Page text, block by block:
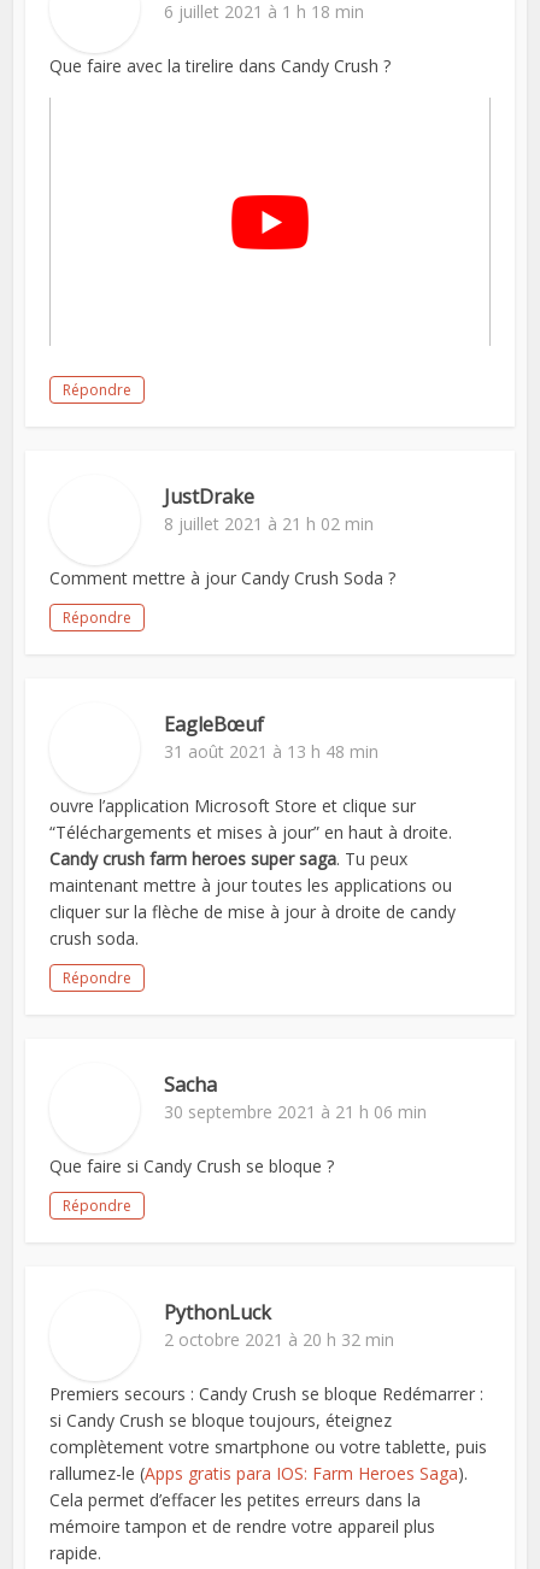
6 juillet 2021 à 1 h 18 min
Que faire avec la tirelire dans Candy Crush ?
Répondre
JustDrake
8 juillet 2021 à 21 h 02 min
Comment mettre à jour Candy Crush Soda ?
Répondre
EagleBœuf
31 août 2021 à 13 h 48 min
ouvre l’application Microsoft Store et clique sur
“Téléchargements et mises à jour” en haut à droite.
Candy crush farm heroes super saga. Tu peux
maintenant mettre à jour toutes les applications ou
cliquer sur la flèche de mise à jour à droite de candy
crush soda.
Répondre
Sacha
30 septembre 2021 à 21 h 06 min
Que faire si Candy Crush se bloque ?
Répondre
PythonLuck
2 octobre 2021 à 20 h 32 min
Premiers secours : Candy Crush se bloque Redémarrer :
si Candy Crush se bloque toujours, éteignez
complètement votre smartphone ou votre tablette, puis
rallumez-le (Apps gratis para IOS: Farm Heroes Saga).
Cela permet d’effacer les petites erreurs dans la
mémoire tampon et de rendre votre appareil plus
rapide.